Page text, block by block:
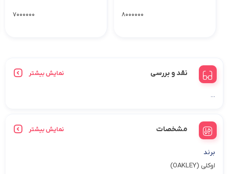
۸۰۰۰۰۰۰ ۷۰۰۰۰۰۰
نقد و بررسی نمایش بیشتر
...
مشخصات نمایش بیشتر
برند
اوکلی (OAKLEY)